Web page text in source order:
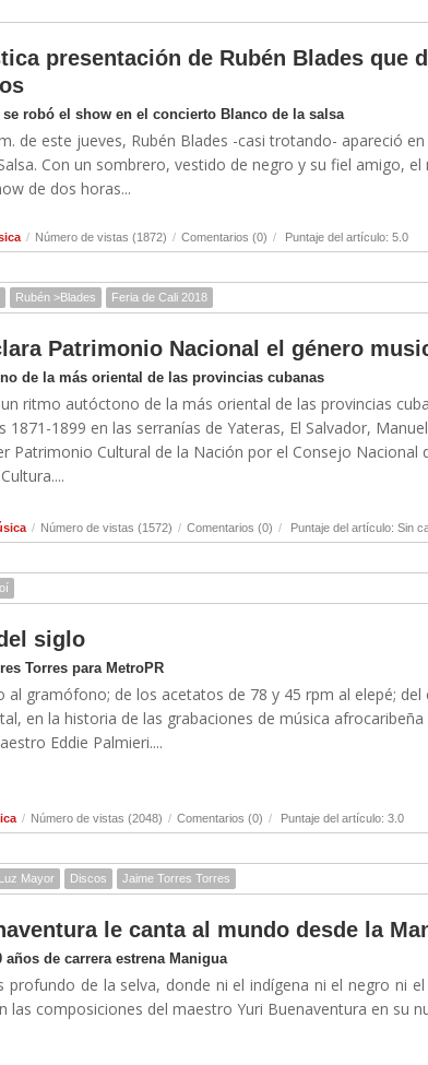
presentación de Rubén Blades que
se robó el show en el concierto Blanco de la salsa
de este jueves, Rubén Blades -casi trotando- apareció
Con un sombrero, vestido de negro y su fiel amigo,
de dos horas...
/ Número de vistas (1872) / Comentarios (0) / Puntaje del artículo: 5.0
Rubén >Blades Feria de Cali 2018
Patrimonio Nacional el género
de la más oriental de las provincias cubanas
un ritmo autóctono de la más oriental de las provincias
1871-1899 en las serranías de Yateras, El Salvador,
Patrimonio Cultural de la Nación por el Consejo Nacional
/ Número de vistas (1572) / Comentarios (0) / Puntaje del artículo: Sin
siglo
Torres para MetroPR
al gramófono; de los acetatos de 78 y 45 rpm al elepé; del
en la historia de las grabaciones de música
Eddie Palmieri....
/ Número de vistas (2048) / Comentarios (0) / Puntaje del artículo: 3.0
Mayor Discos Jaime Torres Torres
le canta al mundo desde la
años de carrera estrena Manigua
profundo de la selva, donde ni el indígena ni el negro ni
las composiciones del maestro Yuri Buenaventura en su